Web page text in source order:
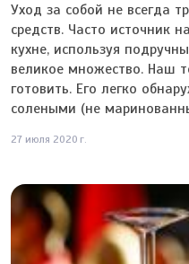
Уход за собой не всегда
средств. Часто источник
кухне, используя
великое множество. Наш
готовить. Его легко
солеными (не
27 июля 2020 г.